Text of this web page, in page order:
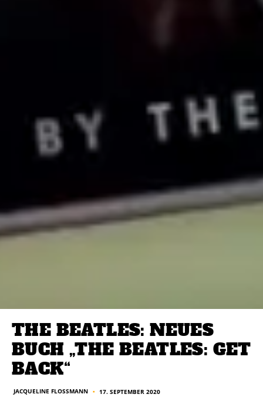
THE BEATLES: NEUES
BUCH „THE BEATLES: GET
BACK“
JACQUELINE FLOSSMANN ■ 17. SEPTEMBER 2020